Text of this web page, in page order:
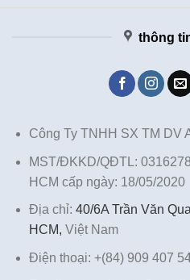
thông
Công Ty TNHH SX TM DV
MST/ĐKKD/QĐTL:
HCM cấp ngày: 18/05/2020
Địa chỉ: 40/6A Trần Văn
HCM, Việt Nam
Điện thoại: +(84) 909 407